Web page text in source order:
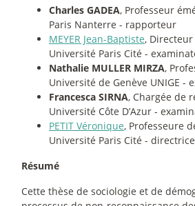
Charles GADEA, Professeur
Paris Nanterre - rapporteur
MEYER Jean-Baptiste, Directeur
Université Paris Cité -
Nathalie MULLER MIRZA,
Université de Genève UNIGE -
Francesca SIRNA, Chargée de
Université Côte D’Azur -
PETIT Véronique, Professeure
Université Paris Cité - directrice
Résumé
Cette thèse de sociologie et de